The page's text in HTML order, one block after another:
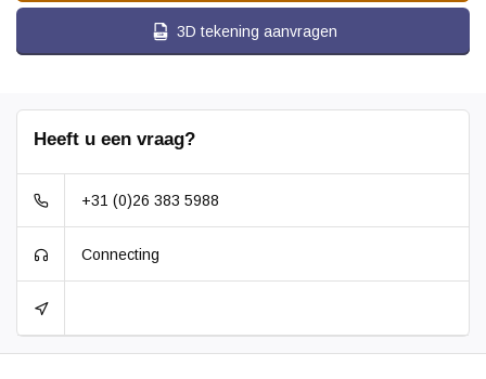
3D tekening aanvragen
Heeft u een vraag?
+31 (0)26 383 5988
Connecting